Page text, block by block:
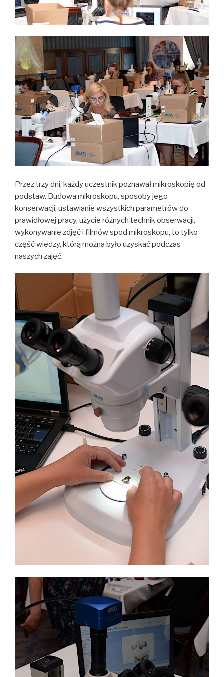
Przez trzy dni, każdy uczestnik poznawał mikroskopię od
podstaw. Budowa mikroskopu, sposoby jego
konserwacji, ustawianie wszystkich parametrów do
prawidłowej pracy, użycie różnych technik obserwacji,
wykonywanie zdjęć i filmów spod mikroskopu, to tylko
część wiedzy, którą można było uzyskać podczas
naszych zajęć.